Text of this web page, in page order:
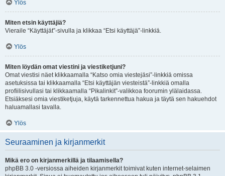
Ylös
Miten etsin käyttäjiä?
Vieraile “Käyttäjät”-sivulla ja klikkaa “Etsi käyttäjä”-linkkiä.
Ylös
Miten löydän omat viestini ja viestiketjuni?
Omat viestisi näet klikkaamalla “Katso omia viestejäsi”-linkkiä omissa
asetuksissa tai klikkaamalla “Etsi käyttäjän viesteistä”-linkkiä omalla
profiilisivullasi tai klikkaamalla “Pikalinkit”-valikkoa foorumin ylälaidassa.
Etsiäksesi omia viestiketjuja, käytä tarkennettua hakua ja täytä sen hakuehdot
haluamallasi tavalla.
Ylös
Seuraaminen ja kirjanmerkit
Mikä ero on kirjanmerkillä ja tilaamisella?
phpBB 3.0 -versiossa aiheiden kirjanmerkit toimivat kuten internet-selaimen